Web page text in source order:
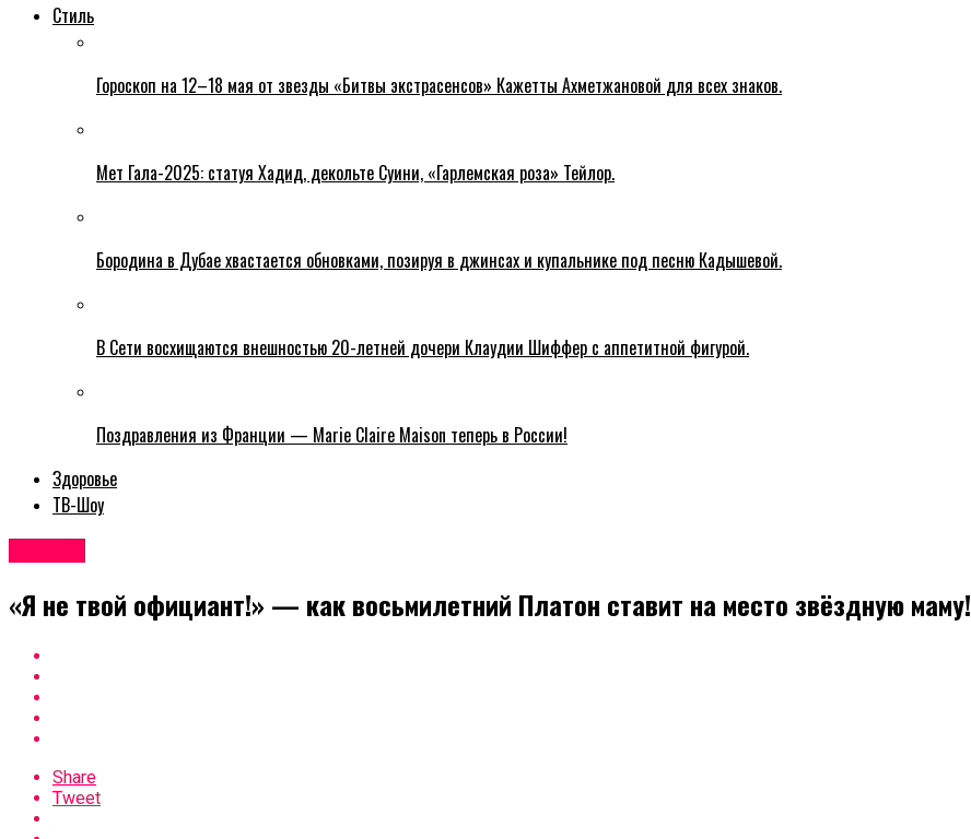
Стиль
Гороскоп на 12–18 мая от звезды «Битвы экстрасенсов» Кажетты Ахметжановой для всех знаков.
Мет Гала-2025: статуя Хадид, декольте Суини, «Гарлемская роза» Тейлор.
Бородина в Дубае хвастается обновками, позируя в джинсах и купальнике под песню Кадышевой.
В Сети восхищаются внешностью 20-летней дочери Клаудии Шиффер с аппетитной фигурой.
Поздравления из Франции — Marie Claire Maison теперь в России!
Здоровье
ТВ-Шоу
«Я не твой официант!» — как восьмилетний Платон ставит на место звёздную маму!
Share
Tweet